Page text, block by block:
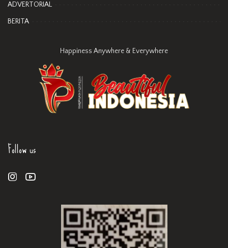
ADVERTORIAL
BERITA
Happiness Anywhere & Everywhere
Follow us